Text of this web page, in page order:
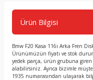
Ürün Bilgisi
Bmw F20 Kasa 116i Arka Fren
Ürünümüzün fiyatı ve stok
yedek parça, ürün grubuna giren
alabilirsiniz. Ayrıca bizimle
1935 numarasından ulaşarak